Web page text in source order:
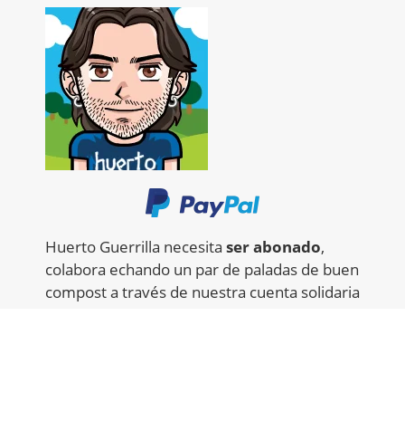
Huerto Guerrilla necesita ser abonado,
colabora echando un par de paladas de buen
compost a través de nuestra cuenta solidaria